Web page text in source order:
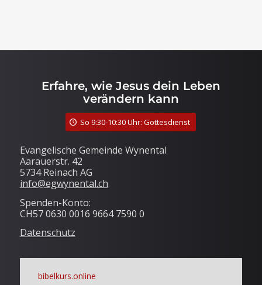
Erfahre, wie Jesus dein Leben
verändern kann
So 9:30-10:30 Uhr: Gottesdienst
Evangelische Gemeinde Wynental
Aarauerstr. 42
5734 Reinach AG
info@egwynental.ch
Spenden-Konto:
CH57 0630 0016 9664 7590 0
Datenschutz
bibelkurs.online